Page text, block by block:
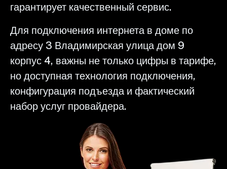
гарантирует качественный сервис.
Для подключения интернета в доме по
адресу 3 Владимирская улица дом 9
корпус 4, важны не только цифры в тарифе,
но доступная технология подключения,
конфигурация подъезда и фактический
набор услуг провайдера.